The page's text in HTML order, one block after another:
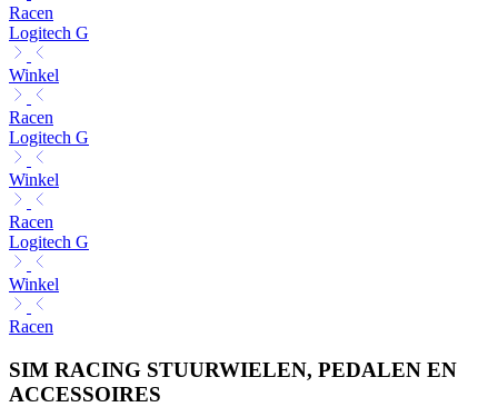
Racen
Logitech G
Winkel
Racen
Logitech G
Winkel
Racen
Logitech G
Winkel
Racen
SIM RACING STUURWIELEN, PEDALEN EN
ACCESSOIRES